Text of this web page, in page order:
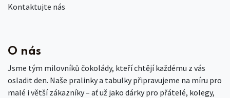
Kontaktujte nás
O nás
Jsme tým milovníků čokolády, kteří chtějí každému z vás
osladit den. Naše pralinky a tabulky připravujeme na míru pro
malé i větší zákazníky – ať už jako dárky pro přátelé, kolegy,